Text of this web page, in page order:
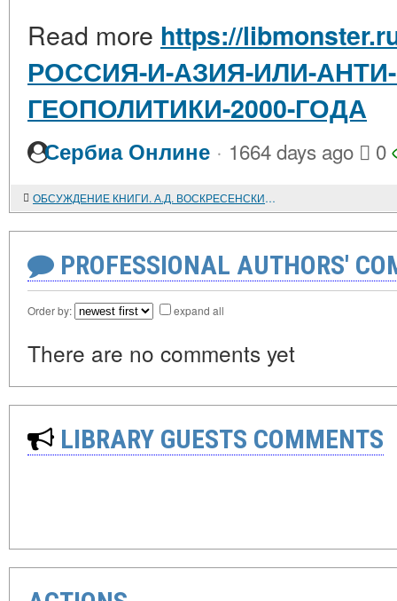
Read more https://
РОССИЯ-И-АЗИЯ-ИЛИ-
ГЕОПОЛИТИКИ-2000-ГОДА
Сербиа Онлине · 1664 days ago 0
ОБСУЖДЕНИЕ КНИГИ. А.Д. ВОСКРЕСЕНСКИЙ. РОССИЯ И КИТАЙ: ТЕОРИЯ И ИСТОРИЯ МЕЖГОСУДАРСТВЕННЫХ ОТНОШЕНИЙ. М., Московский общественный научный фонд; ООО "Издательский центр научных и учебных программ", 1999, 408 с.
PROFESSIONAL AUTHORS'
Order by: expand all
There are no comments yet
LIBRARY GUESTS COMMENTS